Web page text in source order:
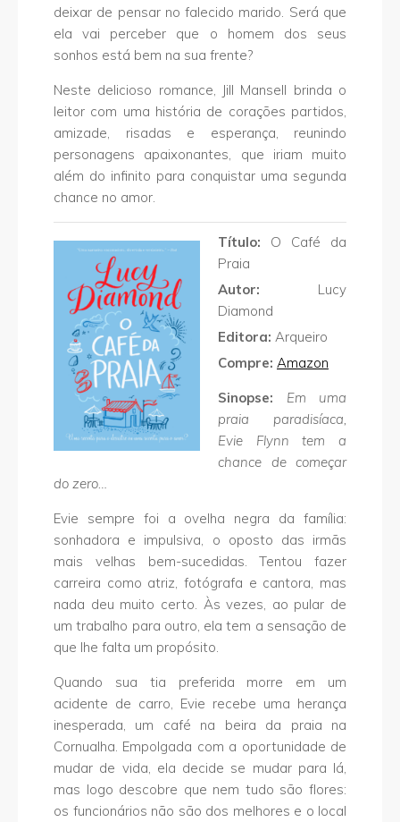
deixar de pensar no falecido marido. Será que
ela vai perceber que o homem dos seus
sonhos está bem na sua frente?
Neste delicioso romance, Jill Mansell brinda o
leitor com uma história de corações partidos,
amizade, risadas e esperança, reunindo
personagens apaixonantes, que iriam muito
além do infinito para conquistar uma segunda
chance no amor.
Título: O Café da
Praia
Autor: Lucy
Diamond
Editora: Arqueiro
Compre: Amazon
Sinopse: Em uma
praia paradisíaca,
Evie Flynn tem a
chance de começar
do zero…
Evie sempre foi a ovelha negra da família:
sonhadora e impulsiva, o oposto das irmãs
mais velhas bem-sucedidas. Tentou fazer
carreira como atriz, fotógrafa e cantora, mas
nada deu muito certo. Às vezes, ao pular de
um trabalho para outro, ela tem a sensação de
que lhe falta um propósito.
Quando sua tia preferida morre em um
acidente de carro, Evie recebe uma herança
inesperada, um café na beira da praia na
Cornualha. Empolgada com a oportunidade de
mudar de vida, ela decide se mudar para lá,
mas logo descobre que nem tudo são flores:
os funcionários não são dos melhores e o local